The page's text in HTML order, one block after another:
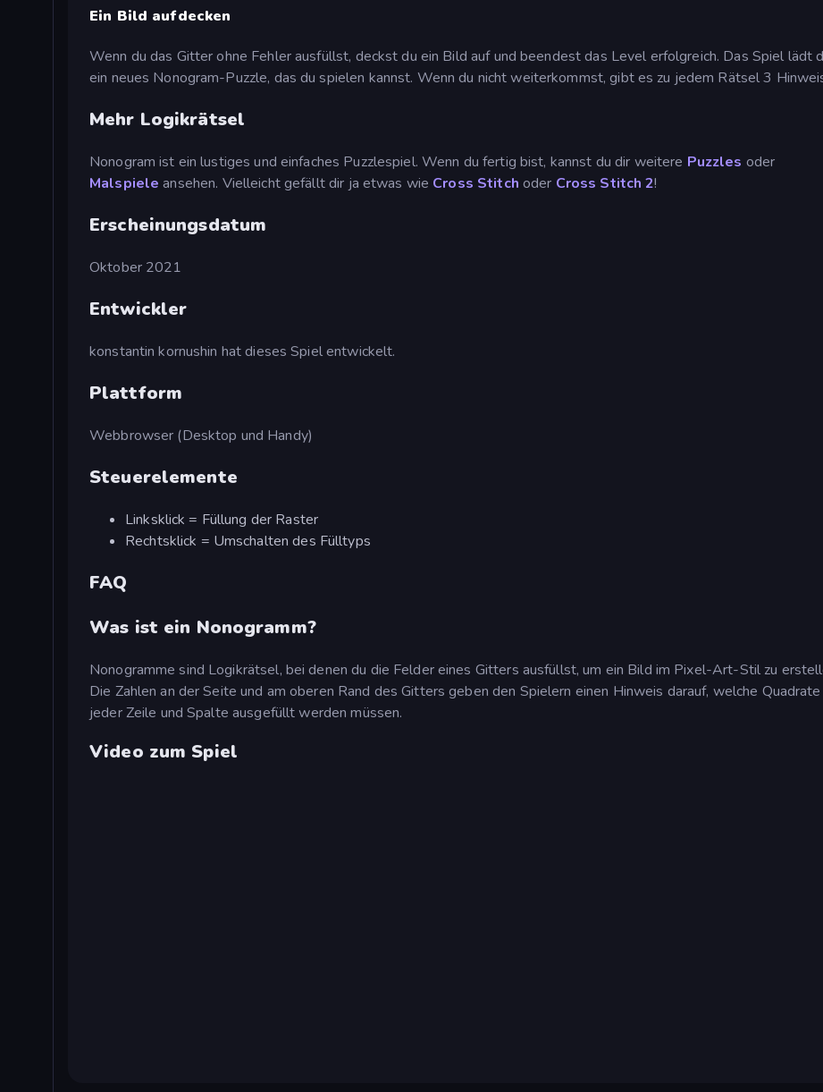
Ein Bild aufdecken
Wenn du das Gitter ohne Fehler ausfüllst, deckst du ein Bild auf und beendest das Level erfolgreich. Das Spiel lädt
ein neues Nonogram-Puzzle, das du spielen kannst. Wenn du nicht weiterkommst, gibt es zu jedem Rätsel 3
Mehr Logikrätsel
Nonogram ist ein lustiges und einfaches Puzzlespiel. Wenn du fertig bist, kannst du dir weitere Puzzles oder
Malspiele ansehen. Vielleicht gefällt dir ja etwas wie Cross Stitch oder Cross Stitch 2!
Erscheinungsdatum
Oktober 2021
Entwickler
konstantin kornushin hat dieses Spiel entwickelt.
Plattform
Webbrowser (Desktop und Handy)
Steuerelemente
Linksklick = Füllung der Raster
Rechtsklick = Umschalten des Fülltyps
FAQ
Was ist ein Nonogramm?
Nonogramme sind Logikrätsel, bei denen du die Felder eines Gitters ausfüllst, um ein Bild im Pixel-Art-Stil zu
Die Zahlen an der Seite und am oberen Rand des Gitters geben den Spielern einen Hinweis darauf, welche Quadrate
jeder Zeile und Spalte ausgefüllt werden müssen.
Video zum Spiel